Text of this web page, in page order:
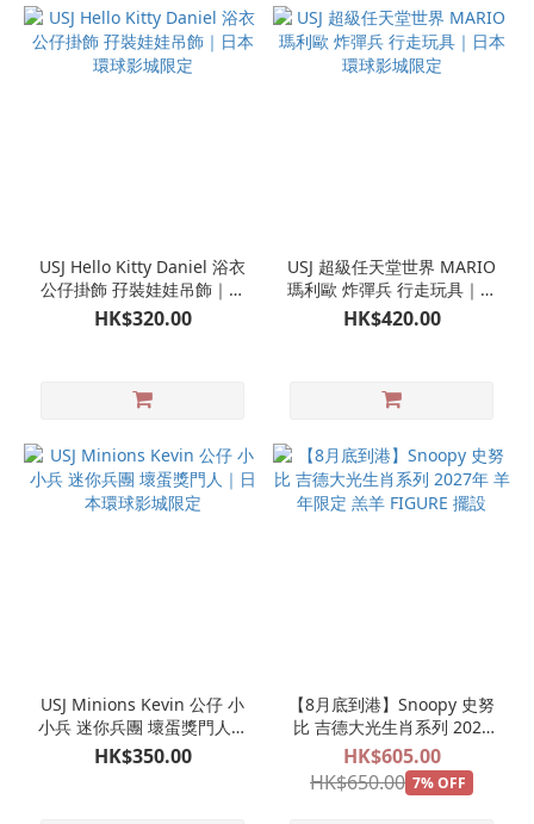
USJ Hello Kitty Daniel 浴衣
公仔掛飾 孖裝娃娃吊飾｜日
本環球影城限定
HK$320.00
USJ 超級任天堂世界 MARIO
瑪利歐 炸彈兵 行走玩具｜日
本環球影城限定
HK$420.00
USJ Minions Kevin 公仔 小
小兵 迷你兵團 壞蛋獎門人｜
日本環球影城限定
HK$350.00
【8月底到港】Snoopy 史努
比 吉德大光生肖系列 2027
年 羊年限定 羔羊 FIGURE 擺
設
HK$605.00
HK$650.00 7% OFF